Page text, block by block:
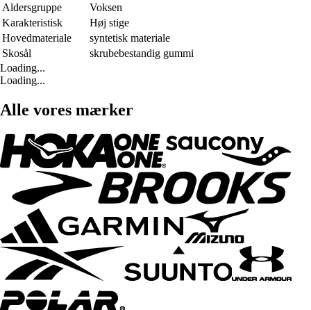
Aldersgruppe
Voksen
Karakteristisk
Høj stige
Hovedmateriale
syntetisk materiale
Skosål
skrubebestandig gummi
Loading...
Loading...
Alle vores mærker